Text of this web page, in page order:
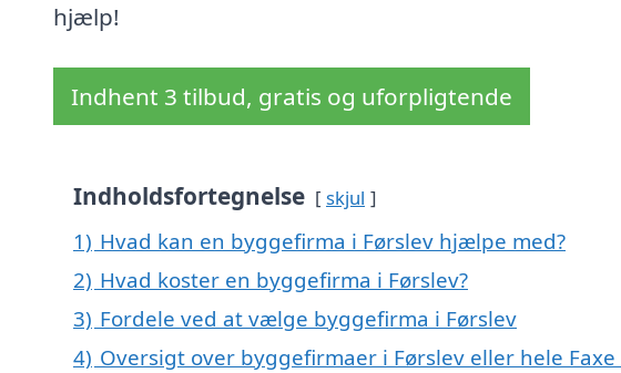
hjælp!
Indhent 3 tilbud, gratis og uforpligtende
Indholdsfortegnelse skjul
1) Hvad kan en byggefirma i Førslev hjælpe med?
2) Hvad koster en byggefirma i Førslev?
3) Fordele ved at vælge byggefirma i Førslev
4) Oversigt over byggefirmaer i Førslev eller hele Faxe